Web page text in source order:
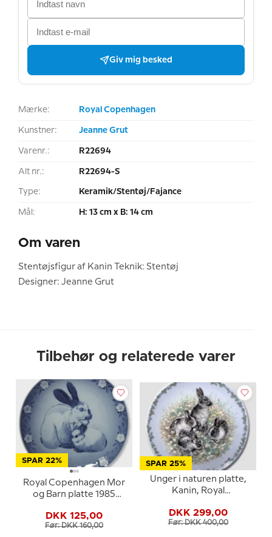
Giv mig besked
Mærke: Royal Copenhagen
Kunstner: Jeanne Grut
Varenr.: R22694
Alt nr.: R22694-S
Type: Keramik/Stentøj/Fajance
Mål: H: 13 cm x B: 14 cm
Om varen
Stentøjsfigur af Kanin Teknik: Stentøj
Designer: Jeanne Grut
Tilbehør og relaterede varer
SPAR 22%
Royal Copenhagen Mor
og Barn platte 1985
DKK 125,00
Før: DKK 160,00
SPAR 25%
Unger i naturen platte,
Kanin, Royal
DKK 299,00
Før: DKK 400,00